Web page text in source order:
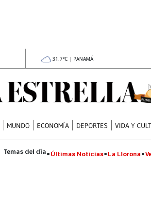
31.7°C | PANAMÁ
MUNDO ECONOMÍA DEPORTES VIDA Y
Últimas Noticias La Llorona